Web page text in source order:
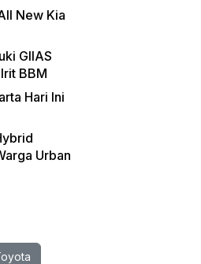
New Kia
GIIAS
BBM
Hari Ini
Urban